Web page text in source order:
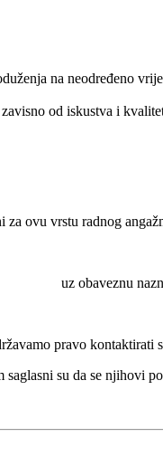
na neodređeno
od iskustva i
za ovu vrstu radnog
uz obaveznu
pravo kontaktirati
su da se njihovi